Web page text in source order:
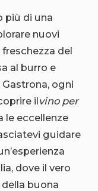
più di una
nuovi
del
al burro e
ogni
ilvino per
le eccellenze
guidare
dove il vero
buona